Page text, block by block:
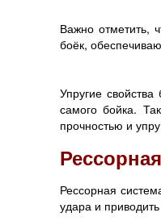
Важно отметить,
боёк,
Упругие
самого бойка.
прочностью и
Рессорная
удара и